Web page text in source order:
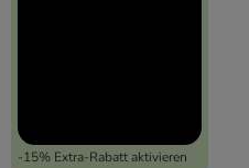
-15% Extra-Rabatt aktivieren